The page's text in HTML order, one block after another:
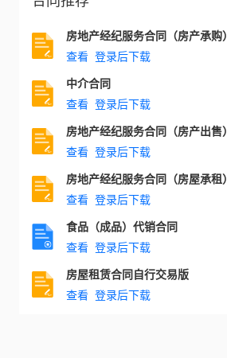
房地产经纪服务合同（房产承购）
查看 登录后下载
中介合同
查看 登录后下载
房地产经纪服务合同（房产出售）
查看 登录后下载
房地产经纪服务合同（房屋承租）
查看 登录后下载
食品（成品）代销合同
查看 登录后下载
房屋租赁合同自行交易版
查看 登录后下载